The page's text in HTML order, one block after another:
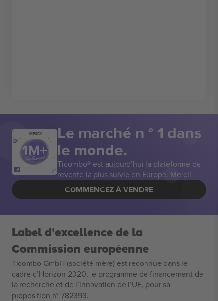
MERCI! Le marché n ° 1 dans
le monde.
Ticombo® est aujourd’hui la plateforme de
revente la plus suivie en Europe. Merci!
COMMENCEZ À VENDRE
Label d’excellence de la
Commission européenne
Ticombo GmbH (société mère) est reconnue dans le
cadre d’Horizon 2020, le programme de financement de
la recherche et de l’innovation de l’UE, pour sa
proposition n° 782393.